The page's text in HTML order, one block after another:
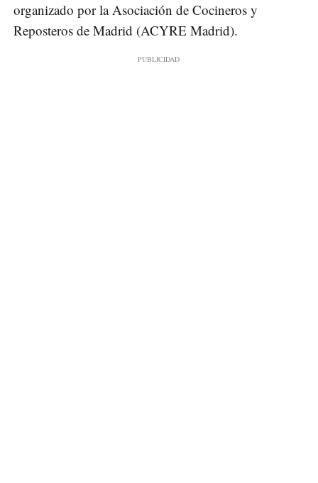
organizado por la Asociación de Cocineros y
Reposteros de Madrid (ACYRE Madrid).